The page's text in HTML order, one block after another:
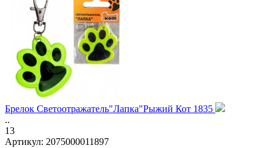
Брелок Светоотражатель"Лапка"Рыжий Кот 1835
..
13
Артикул: 2075000011897